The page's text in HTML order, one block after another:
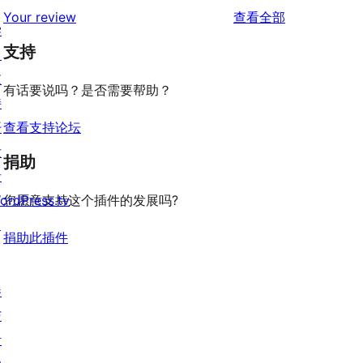
价
评
价
星
评
1
星
价
Your review 查看全部
支持
有话要说吗？是否需要帮助？
查看支持论坛
捐助
您愿意支持这个插件的发展吗?
捐助此插件